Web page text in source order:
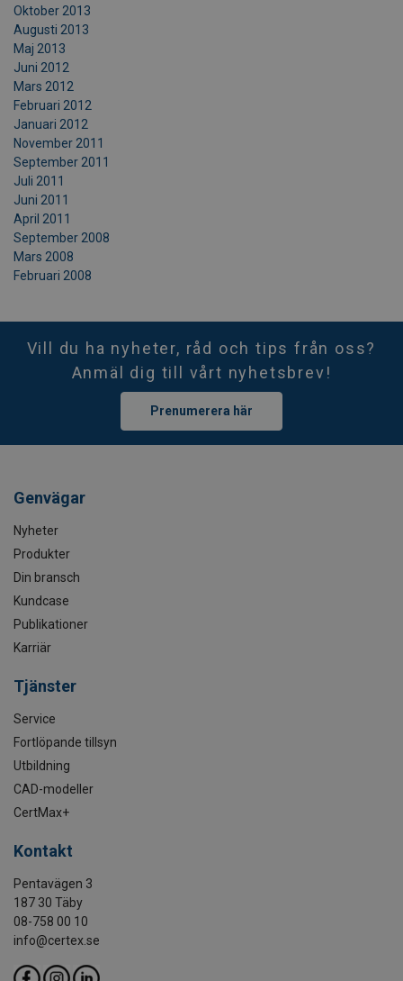
Oktober 2013
Augusti 2013
Maj 2013
Juni 2012
Mars 2012
Februari 2012
Januari 2012
November 2011
September 2011
Juli 2011
Juni 2011
April 2011
September 2008
Mars 2008
Februari 2008
Vill du ha nyheter, råd och tips från oss?
Anmäl dig till vårt nyhetsbrev!
Prenumerera här
Genvägar
Nyheter
Produkter
Din bransch
Kundcase
Publikationer
Karriär
Tjänster
Service
Fortlöpande tillsyn
Utbildning
CAD-modeller
CertMax+
Kontakt
Pentavägen 3
187 30 Täby
08-758 00 10
info@certex.se